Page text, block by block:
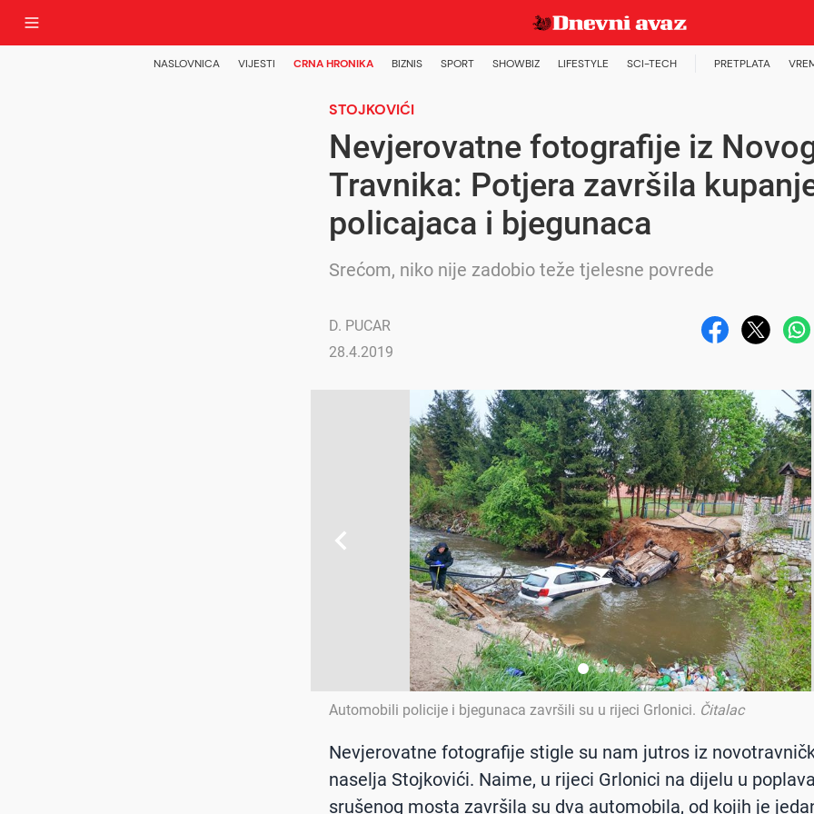
NASLOVNICA VIJESTI CRNA HRONIKA BIZNIS SPORT SHOWBIZ LIFESTYLE SCI-TECH PRETPLATA
STOJKOVIĆI
Nevjerovatne fotografije iz
Travnika: Potjera završila
policajaca i bjegunaca
Srećom, niko nije zadobio teže tjelesne povrede
D. PUCAR
28.4.2019
Automobili policije i bjegunaca završili su u rijeci Grlonici. Čitalac
Nevjerovatne fotografije stigle su nam jutros iz
naselja Stojkovići. Naime, u rijeci Grlonici na dijelu u
srušenog mosta završila su dva automobila, od kojih je